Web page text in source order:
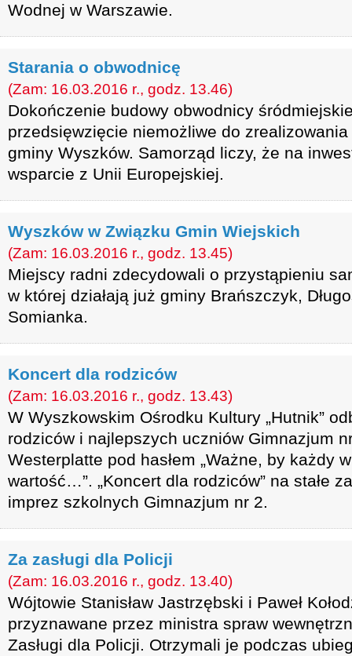
Wodnej w Warszawie.
Starania o obwodnicę
(Zam: 16.03.2016 r., godz. 13.46)
Dokończenie budowy obwodnicy
przedsięwzięcie niemożliwe do
gminy Wyszków. Samorząd liczy, że na
wsparcie z Unii Europejskiej.
Wyszków w Związku Gmin Wiejskich
(Zam: 16.03.2016 r., godz. 13.45)
Miejscy radni zdecydowali o przystąpieniu
w której działają już gminy Brańszczyk,
Somianka.
Koncert dla rodziców
(Zam: 16.03.2016 r., godz. 13.43)
W Wyszkowskim Ośrodku Kultury „Hutnik”
rodziców i najlepszych uczniów Gimnazjum
Westerplatte pod hasłem „Ważne, by każdy
wartość…”. „Koncert dla rodziców” na stałe
imprez szkolnych Gimnazjum nr 2.
Za zasługi dla Policji
(Zam: 16.03.2016 r., godz. 13.40)
Wójtowie Stanisław Jastrzębski i Paweł
przyznawane przez ministra spraw
Zasługi dla Policji. Otrzymali je podczas